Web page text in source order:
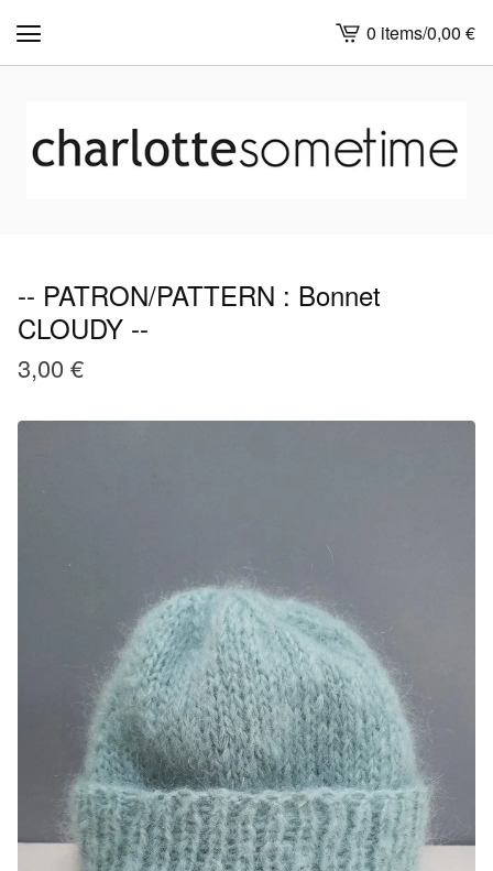
View
cart
0 items/0,00 €
-- PATRON/PATTERN : Bonnet
CLOUDY --
3,00 €